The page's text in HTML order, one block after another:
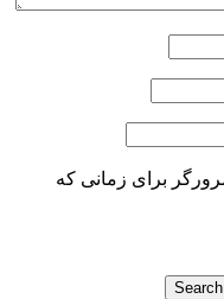
برای زمانی که
Search